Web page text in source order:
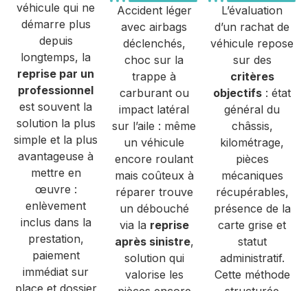
véhicule qui ne
démarre plus
depuis
longtemps, la
reprise par un
professionnel
est souvent la
solution la plus
simple et la plus
avantageuse à
mettre en
œuvre :
enlèvement
inclus dans la
prestation,
paiement
immédiat sur
Accident léger
avec airbags
déclenchés,
choc sur la
trappe à
carburant ou
impact latéral
sur l’aile : même
un véhicule
encore roulant
mais coûteux à
réparer trouve
un débouché
via la reprise
après sinistre,
solution qui
valorise les
L’évaluation
d’un rachat de
véhicule repose
sur des
critères
objectifs : état
général du
châssis,
kilométrage,
pièces
mécaniques
récupérables,
présence de la
carte grise et
statut
administratif.
Cette méthode